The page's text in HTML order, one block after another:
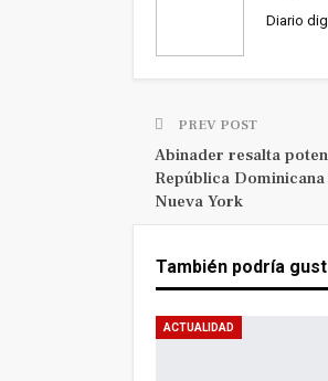
Diario
PREV POST
Abinader resalta
República
Nueva York
También podría
ACTUALIDAD